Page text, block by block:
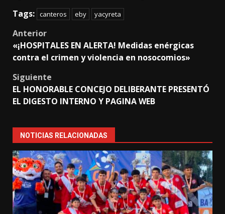
Tags: canteros eby yacyreta
Post
navigation
Anterior
«¡HOSPITALES EN ALERTA! Medidas enérgicas
contra el crimen y violencia en nosocomios»
Siguiente
EL HONORABLE CONCEJO DELIBERANTE PRESENTÓ
EL DIGESTO INTERNO Y PAGINA WEB
NOTICIAS RELACIONADAS